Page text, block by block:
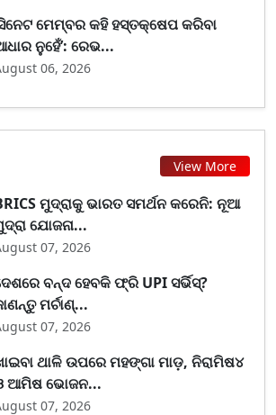
ମେମ୍ବର କହି ହସ୍ତକ୍ଷେପ କରିବା
ନୁହେଁ’: ରେଭ...
06, 2026
View More
ମୁଦ୍ରାକୁ ଭାରତ ସମର୍ଥନ କରେନି: ନୂଆ
ଯୋଜନା...
07, 2026
ବନ୍ଦ ହେବକି ଫ୍ରି UPI ସର୍ଭିସ୍?
ମର୍ଚାଣ୍...
07, 2026
ଥାଳି ଉପରେ ମହଙ୍ଗା ମାଡ଼, ନିରାମିଷ୪
ଆମିଷ ଭୋଜନ...
07, 2026